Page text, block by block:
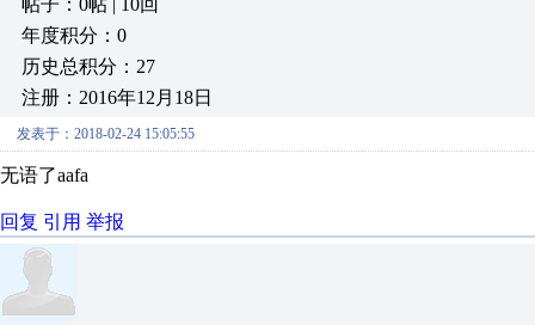
帖子：0帖 | 10回
年度积分：0
历史总积分：27
注册：2016年12月18日
发表于：2018-02-24 15:05:55
无语了aafa
回复 引用 举报